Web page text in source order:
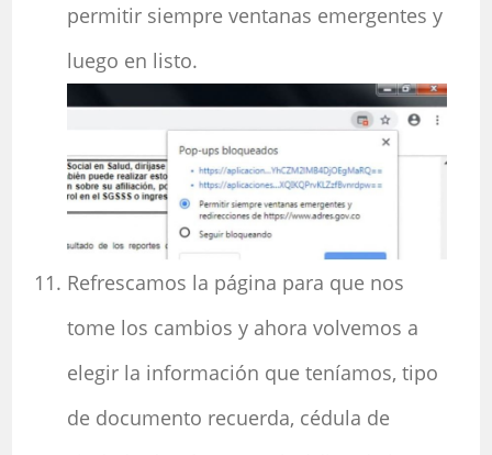
permitir siempre ventanas emergentes y
luego en listo.
Refrescamos la página para que nos
tome los cambios y ahora volvemos a
elegir la información que teníamos, tipo
de documento recuerda, cédula de